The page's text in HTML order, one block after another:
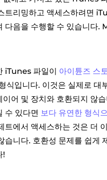
트리밍하고 액세스하려면
다음을 수행할 수 있습니다.
iTunes 파일이 아이튠즈 스
식입니다. 이것은 실제로 대
이어 및 장치와 호환되지 않
수 있다면 보다 유연한 형식
트에서 액세스하는 것은 더
습니다. 호환성 문제를 쉽게
!